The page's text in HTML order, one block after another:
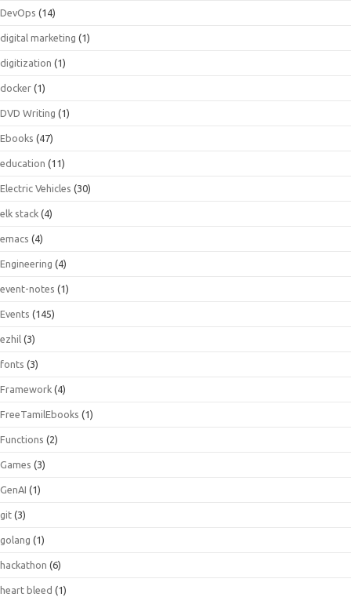
DevOps (14)
digital marketing (1)
digitization (1)
docker (1)
DVD Writing (1)
Ebooks (47)
education (11)
Electric Vehicles (30)
elk stack (4)
emacs (4)
Engineering (4)
event-notes (1)
Events (145)
ezhil (3)
fonts (3)
Framework (4)
FreeTamilEbooks (1)
Functions (2)
Games (3)
GenAI (1)
git (3)
golang (1)
hackathon (6)
heart bleed (1)